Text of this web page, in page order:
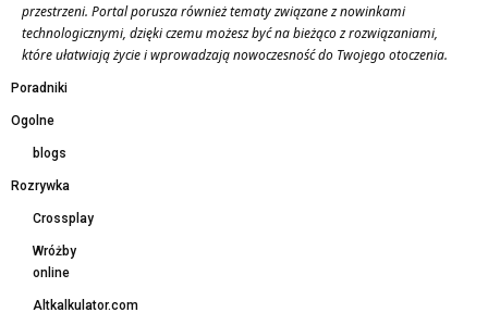
przestrzeni. Portal porusza również tematy związane z nowinkami
technologicznymi, dzięki czemu możesz być na bieżąco z rozwiązaniami,
które ułatwiają życie i wprowadzają nowoczesność do Twojego otoczenia.
Poradniki
Ogolne
blogs
Rozrywka
Crossplay
Wróżby
online
Altkalkulator.com